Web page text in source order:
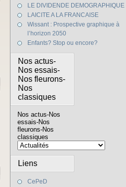
LE DIVIDENDE DEMOGRAPHIQUE
LAICITE A LA FRANCAISE
Wissant : Prospective graphique à
l’horizon 2050
Enfants? Stop ou encore?
Nos actus-
Nos essais-
Nos fleurons-
Nos
classiques
Nos actus-Nos
essais-Nos
fleurons-Nos
classiques
Liens
CePeD